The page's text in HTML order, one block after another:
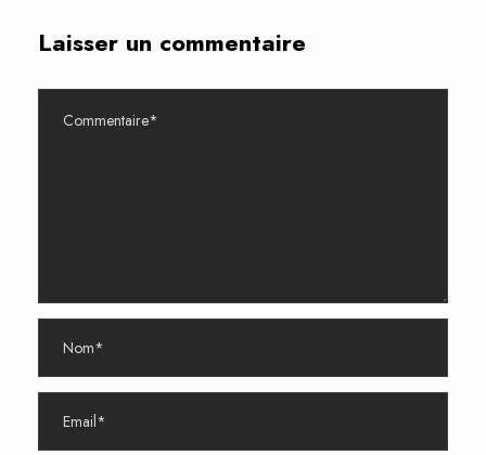
Laisser un commentaire